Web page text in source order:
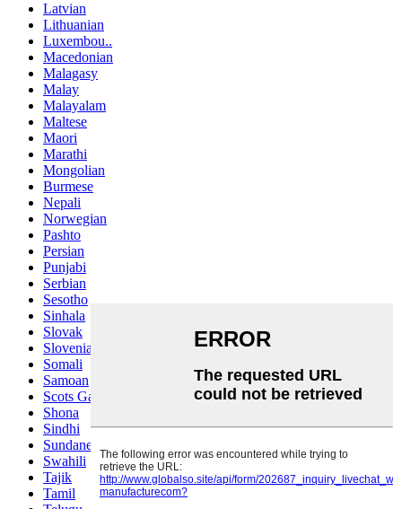
Latvian
Lithuanian
Luxembou..
Macedonian
Malagasy
Malay
Malayalam
Maltese
Maori
Marathi
Mongolian
Burmese
Nepali
Norwegian
Pashto
Persian
Punjabi
Serbian
Sesotho
Sinhala
Slovak
Slovenian
Somali
Samoan
Scots Gaelic
Shona
Sindhi
Sundanese
Swahili
Tajik
Tamil